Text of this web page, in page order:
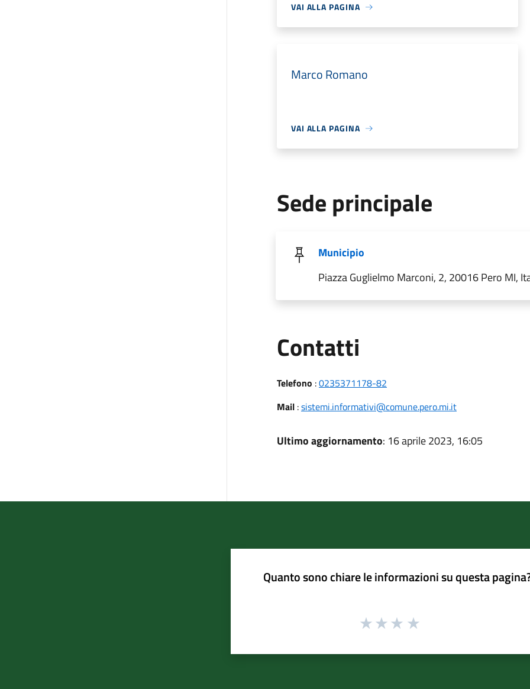
VAI ALLA PAGINA
Marco Romano
VAI ALLA PAGINA
Sede principale
Municipio
Piazza Guglielmo Marconi, 2, 20016 Pero MI,
Contatti
Telefono :0235371178-82
Mail:sistemi.informativi@comune.pero.mi.it
Ultimo aggiornamento: 16 aprile 2023, 16:05
Quanto sono chiare le informazioni su questa